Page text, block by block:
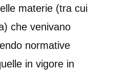
materie (tra cui
che venivano
normative
in vigore in